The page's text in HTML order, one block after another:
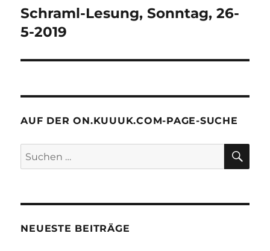
Schraml-Lesung, Sonntag, 26-
5-2019
AUF DER ON.KUUUK.COM-PAGE-SUCHE
Suchen
nach:
NEUESTE BEITRÄGE